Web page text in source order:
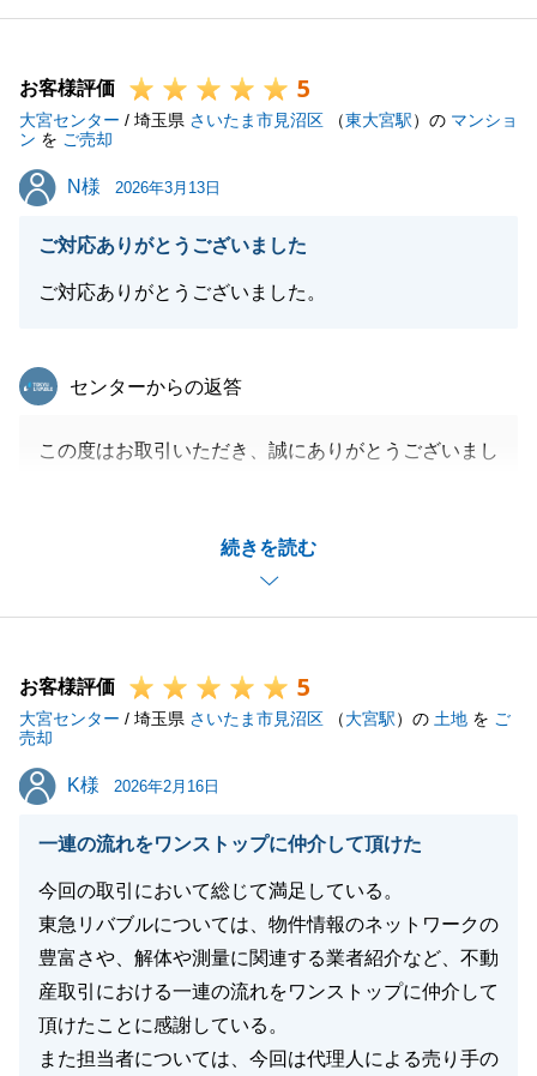
速にご対応いただいたおかげです。
今後とも末永いお付き合いをよろしくお願い申し上げ
ます。
お客様評価 5
大宮センター / 埼玉県 さいたま市見沼区 （東大宮駅）の マンショ
ン を ご売却
N様
N様 2026年3月13日
ご対応ありがとうございました
ご対応ありがとうございました。
続きを読む
東急リバブル
センターからの返答
この度はお取引いただき、誠にありがとうございまし
却に携わることができ、微力ながらお役に立てました
こと、大変光栄に思っております。
また、購入される方もとてもお部屋を気に入っていた
思います。
今後も不動産に関してお困り事やご相談などございま
したらお気軽にご連絡いただければ幸いです。
引き続き末永いお付き合いを何卒よろしくお願いいた
閉じる
お客様評価 5
大宮センター / 埼玉県 さいたま市見沼区 （大宮駅）の 土地 を ご
売却
K様
K様 2026年2月16日
一連の流れをワンストップに仲介して頂けた
今回の取引において総じて満足している。
東急リバブルについては、物件情報のネットワークの
豊富さや、解体や測量に関連する業者紹介など、不動
産取引における一連の流れをワンストップに仲介して
頂けたことに感謝している。
また担当者については、今回は代理人による売り手の